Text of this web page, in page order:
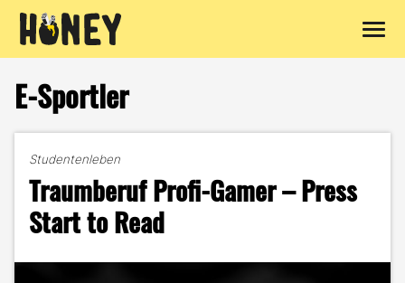
Inhalt
springen
E-Sportler
Studentenleben
Traumberuf Profi-Gamer – Press
Start to Read